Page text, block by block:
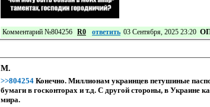
Комментарий №804256 R0 ответить 03 Сентября, 2025 23:20
М.
>>804254 Конечно. Миллионам украинцев петушиные
бумаги в госконторах и т.д. С другой стороны, в Украине
мира.